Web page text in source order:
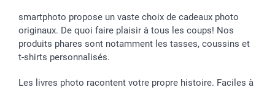
Tous les évènements
Statut de ma commande
smarfriends
smartgarantie
smartbonus
smartphoto propose un vaste choix de cadeaux photo
originaux. De quoi faire plaisir à tous les coups! Nos
produits phares sont notamment les tasses, coussins et
t-shirts personnalisés.
Les livres photo racontent votre propre histoire. Faciles à